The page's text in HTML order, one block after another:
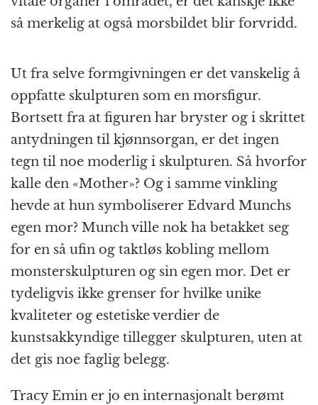
så merkelig at også morsbildet blir forvridd.
Ut fra selve formgivningen er det vanskelig å
oppfatte skulpturen som en morsfigur.
Bortsett fra at figuren har bryster og i skrittet
antydningen til kjønnsorgan, er det ingen
tegn til noe moderlig i skulpturen. Så hvorfor
kalle den «Mother»? Og i samme vinkling
hevde at hun symboliserer Edvard Munchs
egen mor? Munch ville nok ha betakket seg
for en så ufin og taktløs kobling mellom
monsterskulpturen og sin egen mor. Det er
tydeligvis ikke grenser for hvilke unike
kvaliteter og estetiske verdier de
kunstsakkyndige tillegger skulpturen, uten at
det gis noe faglig belegg.
Tracy Emin er jo en internasjonalt berømt